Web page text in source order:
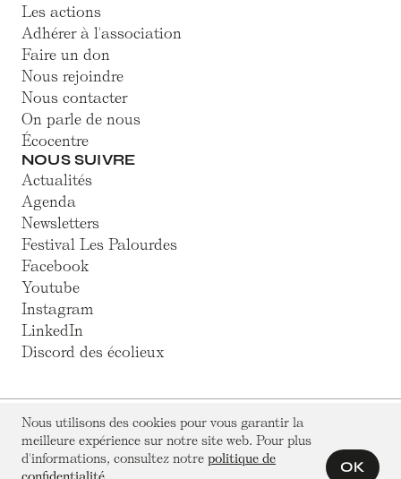
Les actions
Adhérer à l'association
Faire un don
Nous rejoindre
Nous contacter
On parle de nous
Écocentre
NOUS SUIVRE
Actualités
Agenda
Newsletters
Festival Les Palourdes
Facebook
Youtube
Instagram
LinkedIn
Discord des écolieux
© Hameaux Légers 2025
Association loi 1901 à but non lucratifMentions légales
Politique de confidentialité
Nous utilisons des cookies pour vous garantir la
meilleure expérience sur notre site web. Pour plus
d'informations, consultez notre politique de
OK